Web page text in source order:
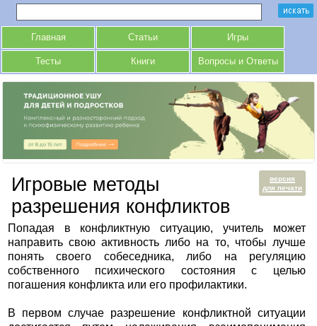
Главная Статьи Игры
Тесты Книги Вопросы и Ответы
версия
для печати
Игровые методы
разрешения конфликтов
Попадая в конфликтную ситуацию, учитель может
направить свою активность либо на то, чтобы лучше
понять своего собеседника, либо на регуляцию
собственного психического состояния с целью
погашения конфликта или его профилактики.
В первом случае разрешение конфликтной ситуации